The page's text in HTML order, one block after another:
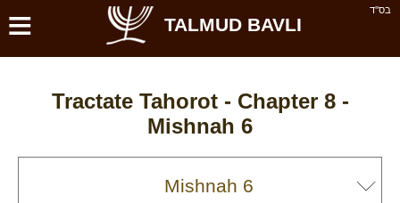
בס''ד ≡ TALMUD BAVLI
Tractate Tahorot - Chapter 8 -
Mishnah 6